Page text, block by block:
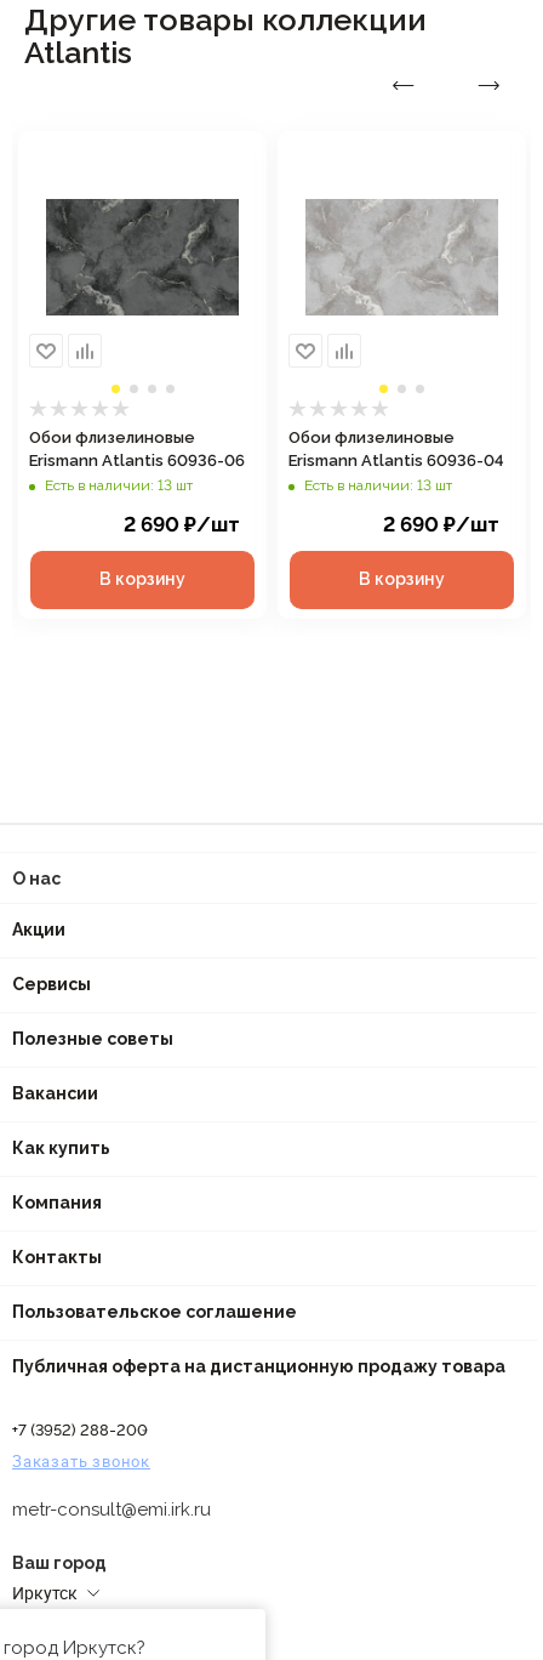
Другие товары коллекции
Atlantis
Обои флизелиновые
Erismann Atlantis 60936-06
Есть в наличии: 13 шт
2 690 ₽/шт
В корзину
Обои флизелиновые
Erismann Atlantis 60936-04
Есть в наличии: 13 шт
2 690 ₽/шт
В корзину
О нас
Акции
Сервисы
Полезные советы
Вакансии
Как купить
Компания
Контакты
Пользовательское соглашение
Публичная оферта на дистанционную продажу товара
+7 (3952) 288-200
Заказать звонок
metr-consult@emi.irk.ru
Ваш город
Иркутск
Иркутск?